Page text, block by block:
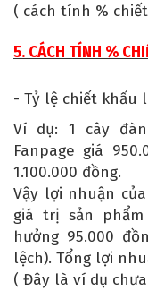
( cách tính %
5. CÁCH TÍNH %
- Tỷ lệ chiết khấu
Ví dụ: 1 cây
Fanpage giá
1.100.000 đồng.
Vậy lợi nhuận
giá trị sản phẩm
hưởng 95.000
lệch). Tổng lợi
( Đây là ví dụ